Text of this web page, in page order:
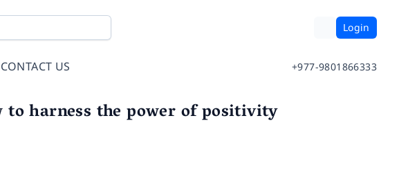
Login
CONTACT US +977-9801866333
harness the power of positivity